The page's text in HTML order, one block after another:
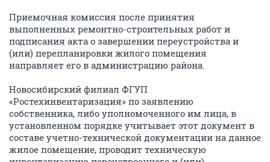
Приемочная комиссия после принятия
выполненных ремонтно-строительных работ и
подписания акта о завершении переустройства и
(или) перепланировки жилого помещения
направляет его в администрацию района.
Новосибирский филиал ФГУП
«Ростехинвентаризация» по заявлению
собственника, либо уполномоченного им лица, в
установленном порядке учитывает этот документ в
составе учетно-технической документации на данное
жилое помещение, проводит техническую